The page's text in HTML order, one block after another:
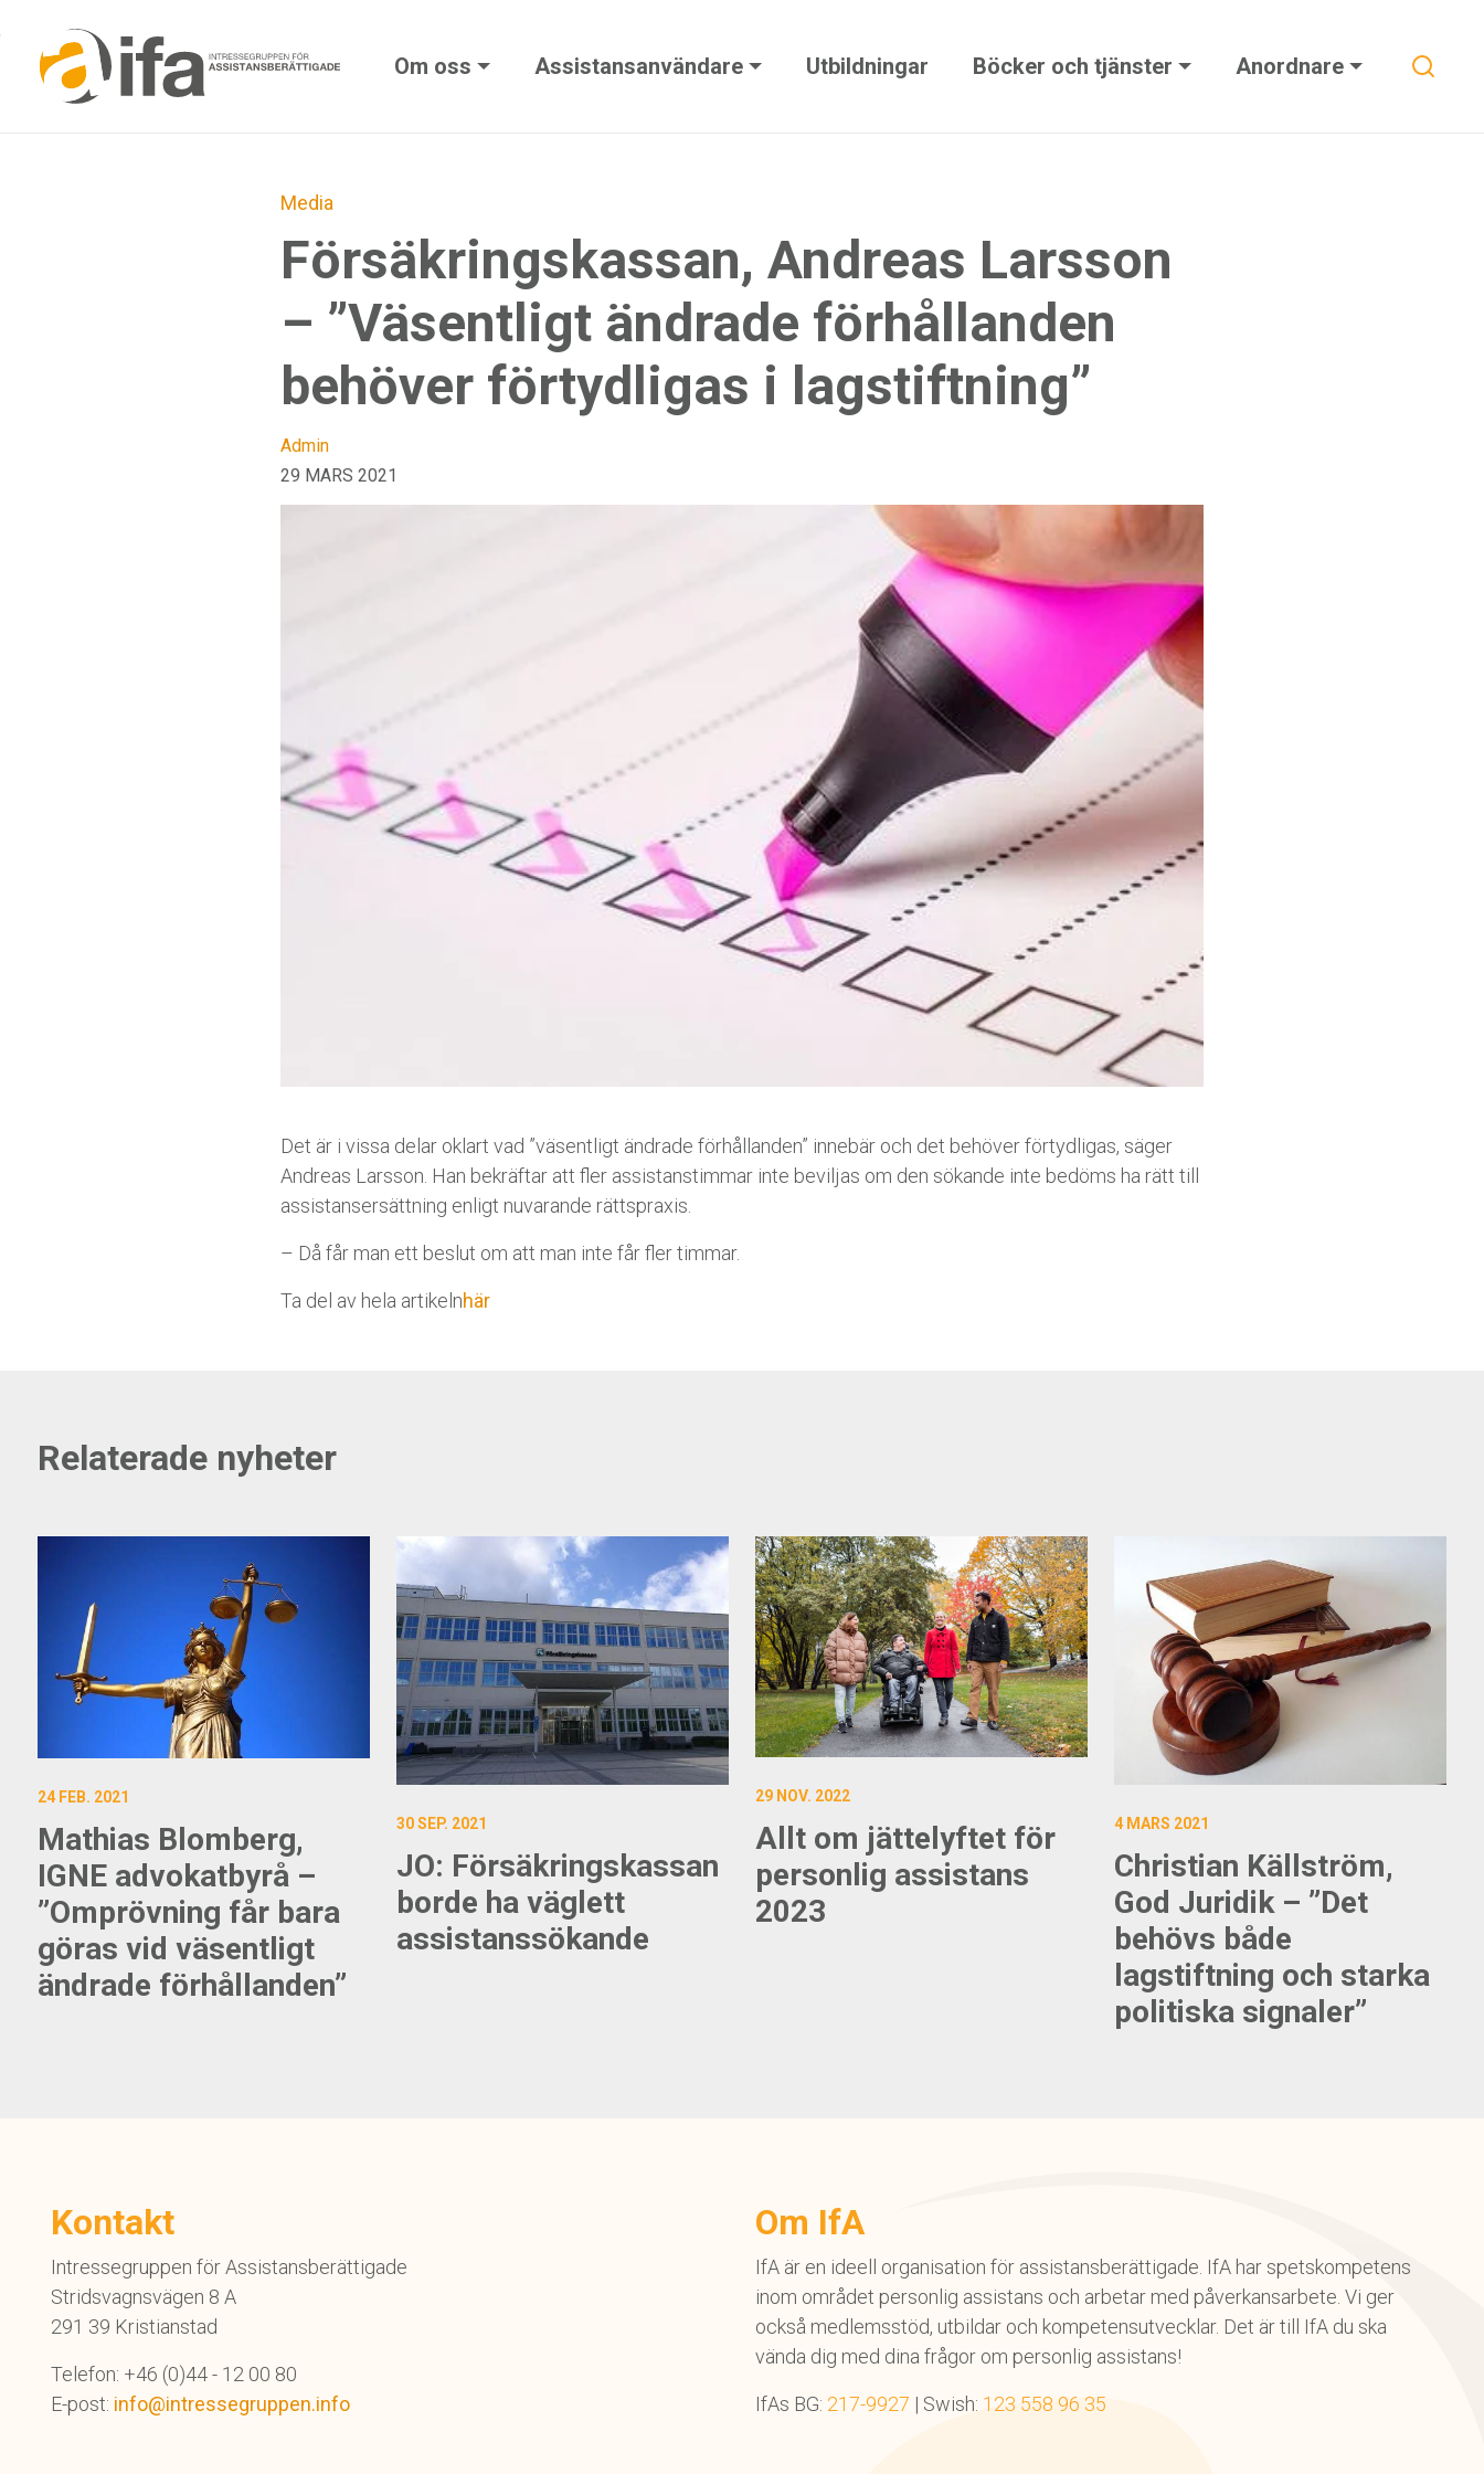
Skip to main content
Om oss Assistansanvändare Utbildningar Böcker och tjänster Anordnare
Media
Försäkringskassan, Andreas Larsson
– ”Väsentligt ändrade förhållanden
behöver förtydligas i lagstiftning”
Admin
29 MARS 2021
Det är i vissa delar oklart vad ”väsentligt ändrade förhållanden” innebär och det behöver förtydligas, säger
Andreas Larsson. Han bekräftar att fler assistanstimmar inte beviljas om den sökande inte bedöms ha rätt till
assistansersättning enligt nuvarande rättspraxis.
– Då får man ett beslut om att man inte får fler timmar.
Ta del av hela artikelnhär
Relaterade nyheter
24 FEB. 2021
Mathias Blomberg,
IGNE advokatbyrå –
”Omprövning får bara
göras vid väsentligt
ändrade förhållanden”
30 SEP. 2021
JO: Försäkringskassan
borde ha väglett
assistanssökande
29 NOV. 2022
Allt om jättelyftet för
personlig assistans
2023
4 MARS 2021
Christian Källström,
God Juridik – ”Det
behövs både
lagstiftning och starka
politiska signaler”
Kontakt
Intressegruppen för Assistansberättigade
Stridsvagnsvägen 8 A
291 39 Kristianstad
Telefon: +46 (0)44 - 12 00 80
E-post: info@intressegruppen.info
Om IfA
IfA är en ideell organisation för assistansberättigade. IfA har spetskompetens
inom området personlig assistans och arbetar med påverkansarbete. Vi ger
också medlemsstöd, utbildar och kompetensutvecklar. Det är till IfA du ska
vända dig med dina frågor om personlig assistans!
IfAs BG: 217-9927 | Swish: 123 558 96 35